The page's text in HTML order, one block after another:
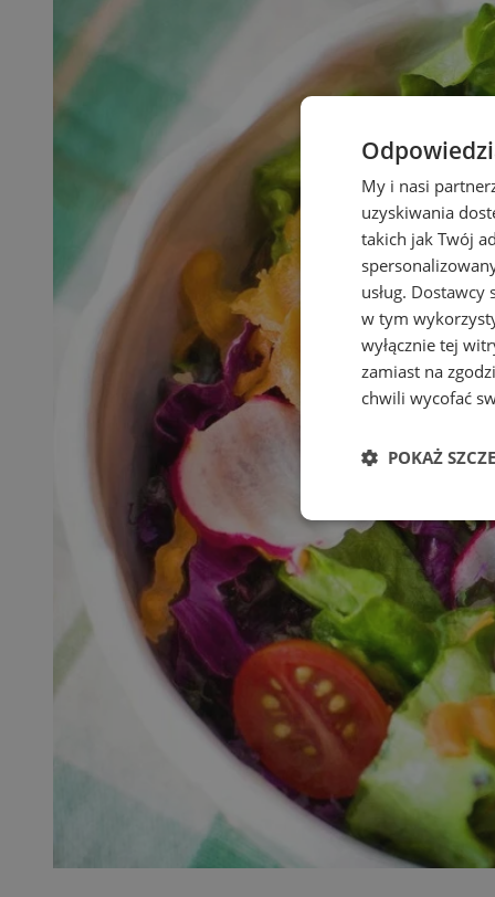
My i nasi
uzyskiwania
takich jak Twój
usług. Dostawcy
w tym
wyłącznie tej
zamiast na
chwili wycofać
POKAŻ
Niezbędne
Niezbędne pliki
zarządzanie
Nazwa
SessID
QeSessID